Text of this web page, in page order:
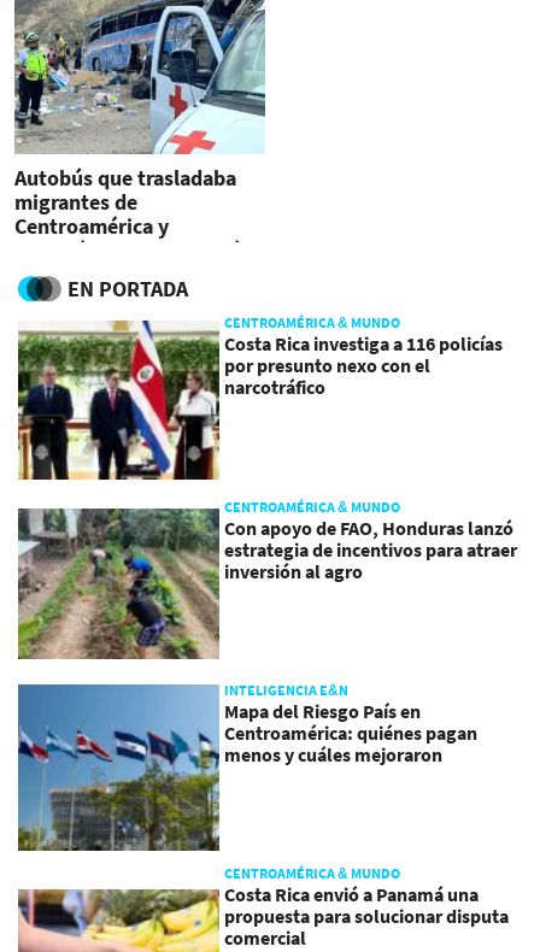
Autobús que trasladaba
migrantes de
Centroamérica y
Suramérica se accidentó
en México
EN PORTADA
CENTROAMÉRICA & MUNDO
Costa Rica investiga a 116 policías
por presunto nexo con el
narcotráfico
CENTROAMÉRICA & MUNDO
Con apoyo de FAO, Honduras lanzó
estrategia de incentivos para atraer
inversión al agro
INTELIGENCIA E&N
Mapa del Riesgo País en
Centroamérica: quiénes pagan
menos y cuáles mejoraron
CENTROAMÉRICA & MUNDO
Costa Rica envió a Panamá una
propuesta para solucionar disputa
comercial